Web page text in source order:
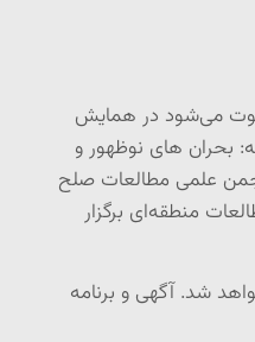
می‌شود در همایش
بحران های نوظهور و
علمی مطالعات صلح
منطقه‌ای برگزار
.آگهی و برنامه